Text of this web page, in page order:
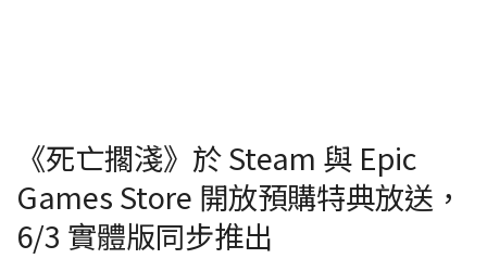
《死亡擱淺》於 Steam 與 Epic
Games Store 開放預購特典放送，
6/3 實體版同步推出